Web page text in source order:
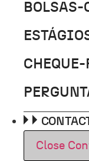
BOLSAS-
Close